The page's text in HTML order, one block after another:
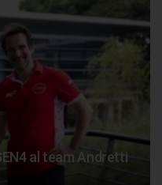
al team Andretti